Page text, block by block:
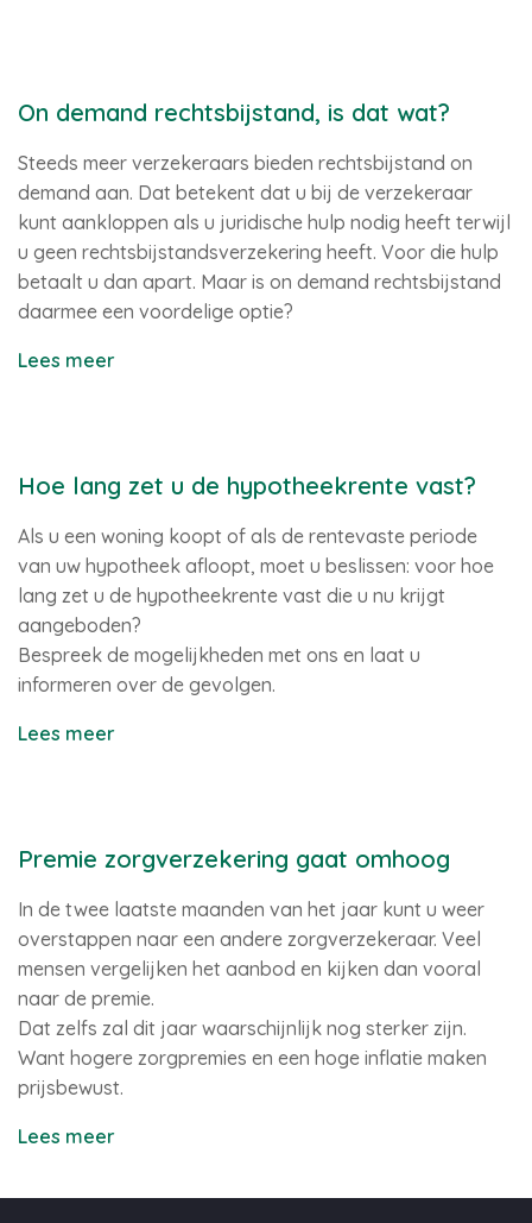
On demand rechtsbijstand, is dat wat?
Steeds meer verzekeraars bieden rechtsbijstand on
demand aan. Dat betekent dat u bij de verzekeraar
kunt aankloppen als u juridische hulp nodig heeft terwijl
u geen rechtsbijstandsverzekering heeft. Voor die hulp
betaalt u dan apart. Maar is on demand rechtsbijstand
daarmee een voordelige optie?
Lees meer
Hoe lang zet u de hypotheekrente vast?
Als u een woning koopt of als de rentevaste periode
van uw hypotheek afloopt, moet u beslissen: voor hoe
lang zet u de hypotheekrente vast die u nu krijgt
aangeboden?
Bespreek de mogelijkheden met ons en laat u
informeren over de gevolgen.
Lees meer
Premie zorgverzekering gaat omhoog
In de twee laatste maanden van het jaar kunt u weer
overstappen naar een andere zorgverzekeraar. Veel
mensen vergelijken het aanbod en kijken dan vooral
naar de premie.
Dat zelfs zal dit jaar waarschijnlijk nog sterker zijn.
Want hogere zorgpremies en een hoge inflatie maken
prijsbewust.
Lees meer